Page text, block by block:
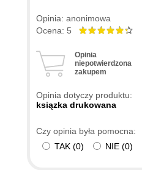
Opinia: anonimowa
Ocena: 5
Opinia
niepotwierdzona
zakupem
Opinia dotyczy produktu:
ksiązka drukowana
Czy opinia była pomocna:
TAK (0) NIE (0)